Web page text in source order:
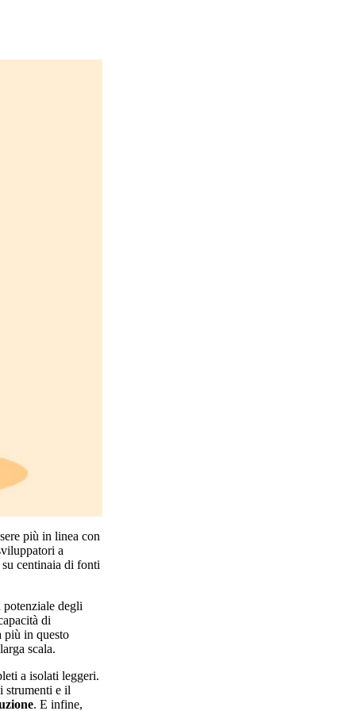
più in linea con
a
centinaia di fonti
potenziale degli
di
più in questo
scala.
a isolati leggeri.
strumenti e il
. E infine,